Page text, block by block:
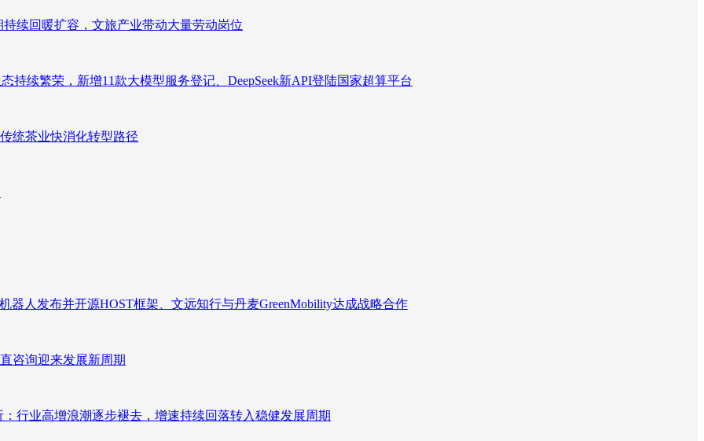
续回暖扩容，文旅产业带动大量劳动岗位
续繁荣，新增11款大模型服务登记、DeepSeek新API登陆国家超算平台
统茶业快消化转型路径
器人发布并开源HOST框架、文远知行与丹麦GreenMobility达成战略合作
咨询迎来发展新周期
行业高增浪潮逐步褪去，增速持续回落转入稳健发展周期